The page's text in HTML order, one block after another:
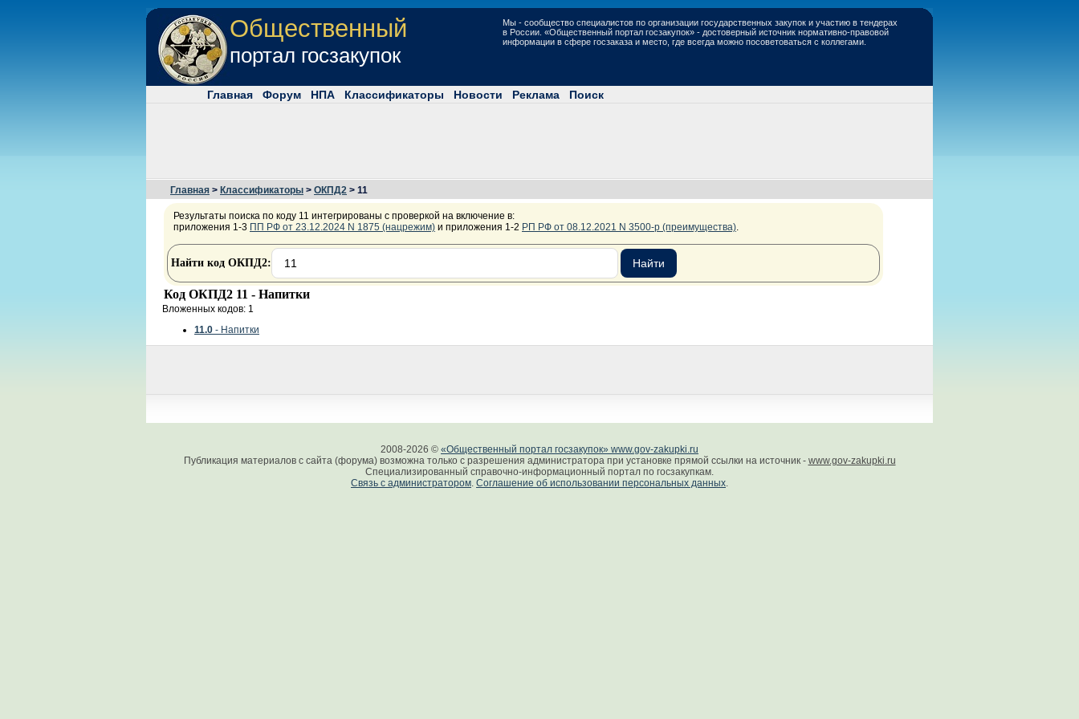
Мы - сообщество специалистов по организации государственных закупок и участию в тендерах
в России. «Общественный портал госзакупок» - достоверный источник нормативно-правовой
информации в сфере госзаказа и место, где всегда можно посоветоваться с коллегами.
Общественный
портал госзакупок
Главная Форум НПА Классификаторы Новости Реклама Поиск
Главная > Классификаторы > ОКПД2 > 11
Результаты поиска по коду 11 интегрированы с проверкой на включение в:
приложения 1-3 ПП РФ от 23.12.2024 N 1875 (нацрежим) и приложения 1-2 РП РФ от 08.12.2021 N 3500-р (преимущества).
Найти код ОКПД2:
Код ОКПД2 11 - Напитки
Вложенных кодов: 1
11.0 - Напитки
2008-2026 © «Общественный портал госзакупок» www.gov-zakupki.ru
Публикация материалов с сайта (форума) возможна только с разрешения администратора при установке прямой ссылки на источник - www.gov-zakupki.ru
Специализированный справочно-информационный портал по госзакупкам.
Связь с администратором. Соглашение об использовании персональных данных.